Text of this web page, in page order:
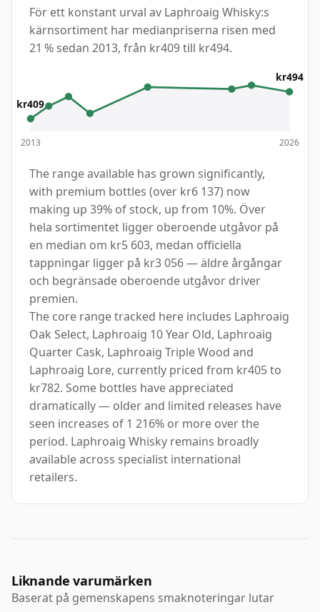
För ett konstant urval av Laphroaig Whisky:s
kärnsortiment har medianpriserna risen med
21 % sedan 2013, från kr409 till kr494.
kr409
2013
kr494
2026
The range available has grown significantly,
with premium bottles (over kr6 137) now
making up 39% of stock, up from 10%. Över
hela sortimentet ligger oberoende utgåvor på
en median om kr5 603, medan officiella
tappningar ligger på kr3 056 — äldre årgångar
och begränsade oberoende utgåvor driver
premien.
The core range tracked here includes Laphroaig
Oak Select, Laphroaig 10 Year Old, Laphroaig
Quarter Cask, Laphroaig Triple Wood and
Laphroaig Lore, currently priced from kr405 to
kr782. Some bottles have appreciated
dramatically — older and limited releases have
seen increases of 1 216% or more over the
period. Laphroaig Whisky remains broadly
available across specialist international
retailers.
Liknande varumärken
Baserat på gemenskapens smaknoteringar lutar